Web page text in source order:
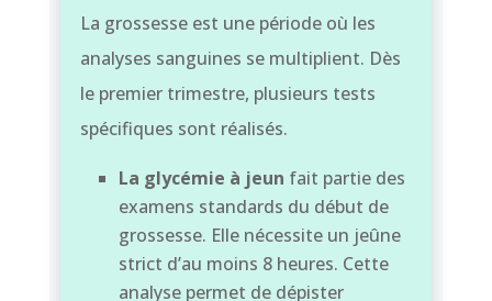
La grossesse est une période où les
analyses sanguines se multiplient. Dès
le premier trimestre, plusieurs tests
spécifiques sont réalisés.
La glycémie à jeun fait partie des
examens standards du début de
grossesse. Elle nécessite un jeûne
strict d’au moins 8 heures. Cette
analyse permet de dépister